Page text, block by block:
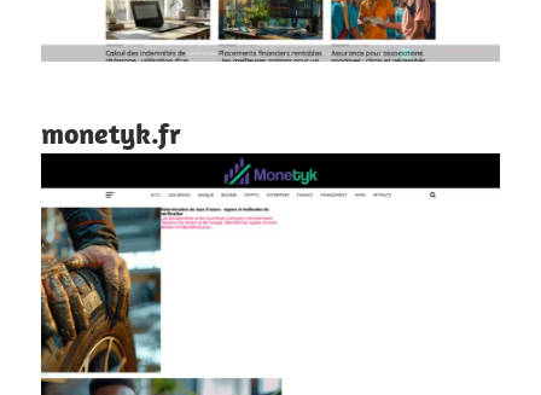
monetyk.fr